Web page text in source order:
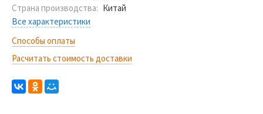
Страна производства: Китай
Все характеристики
Способы оплаты
Расчитать стоимость доставки